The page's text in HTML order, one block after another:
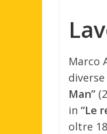
Marco
Man”
in “Le
oltre